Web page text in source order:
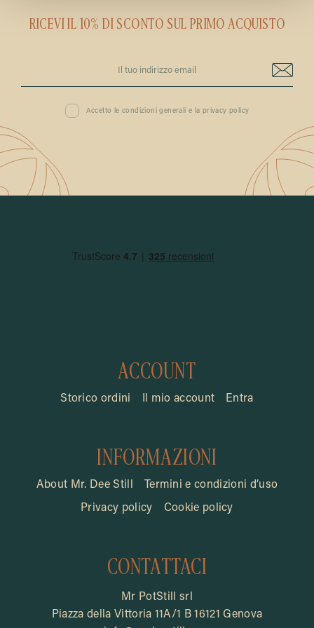
RICEVI IL 10% DI SCONTO SUL PRIMO ACQUISTO
Accetto le condizioni generali e la privacy policy
ACCOUNT
Storico ordini Il mio account Entra
INFORMAZIONI
About Mr. Dee Still Termini e condizioni d’uso
Privacy policy Cookie policy
CONTATTACI
Mr PotStill srl
Piazza della Vittoria 11A/1 B 16121 Genova